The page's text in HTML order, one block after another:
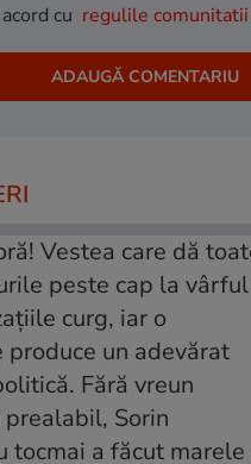
cu regulile comunitatii